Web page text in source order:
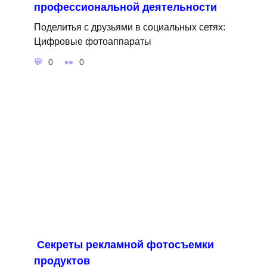
профессиональной деятельности
Поделитья с друзьями в социальных сетях:
Цифровые фотоаппараты
0 0
Секреты рекламной фотосъемки
продуктов